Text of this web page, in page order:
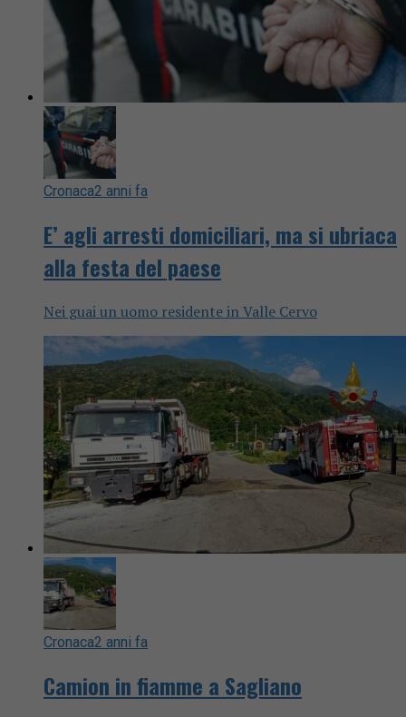
Cronaca2 anni fa
E’ agli arresti domiciliari, ma si ubriaca
alla festa del paese
Nei guai un uomo residente in Valle Cervo
Cronaca2 anni fa
Camion in fiamme a Sagliano